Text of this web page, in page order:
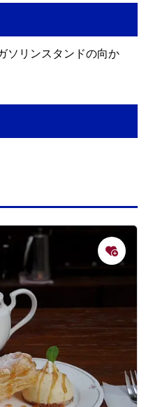
ソリンスタンドの向か